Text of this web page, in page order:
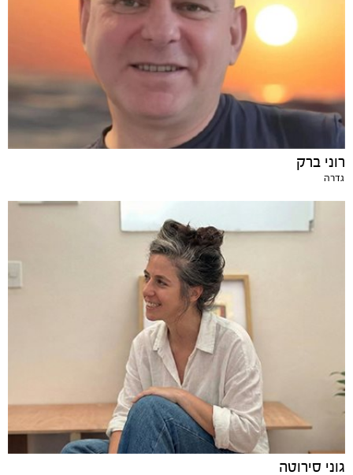
רוני ברק
גדרה
גוני סירוטה